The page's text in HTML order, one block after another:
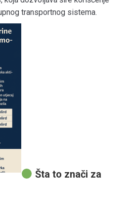
transportnog sistema.
Šta to znači za